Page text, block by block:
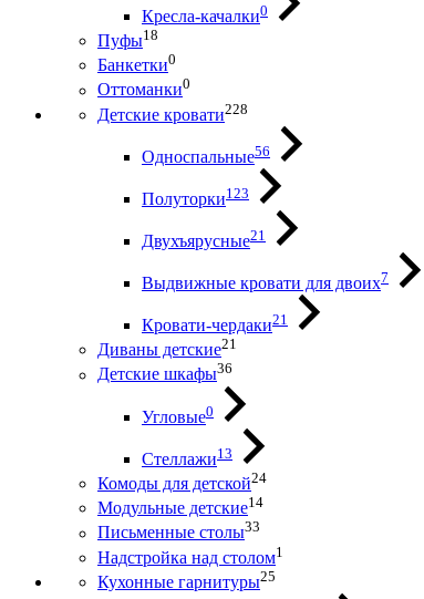
Кресла-качалки0
Пуфы18
Банкетки0
Оттоманки0
Детские кровати228
Односпальные56
Полуторки123
Двухъярусные21
Выдвижные кровати для двоих7
Кровати-чердаки21
Диваны детские21
Детские шкафы36
Угловые0
Стеллажи13
Комоды для детской24
Модульные детские14
Письменные столы33
Надстройка над столом1
Кухонные гарнитуры25